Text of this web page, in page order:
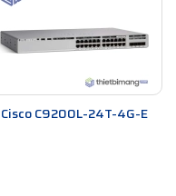
Cisco C9200L-24T-4G-E